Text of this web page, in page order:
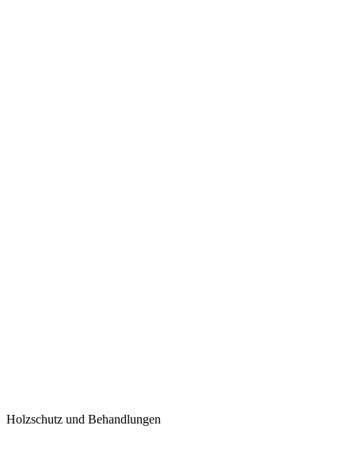
Holzschutz und Behandlungen